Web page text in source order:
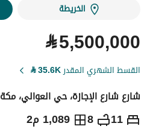
الخريطة
⃁5,500,000
القسط الشهري المقدر35.6K
⃁
شارع شارع الإجازة، حي العوالي، مكة
11
8 1,089 م2 ⃁
5,500,000